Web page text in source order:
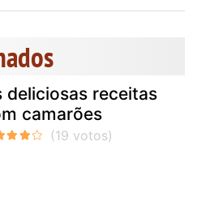
deliciosas receitas
camarões